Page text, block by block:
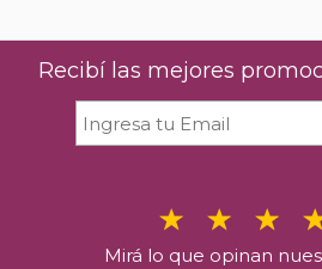
Recibí las mejores
Mirá lo que opinan